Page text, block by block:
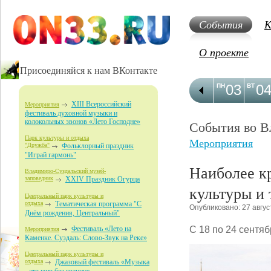
Присоединяйся к нам ВКонтакте
Мероприятия
XIII Всероссийский
фестиваль духовной музыки и
колокольных звонов «Лето Господне»
Парк культуры и отдыха
"Дружба"
Фольклорный праздник
"Играй гармонь"
Владимиро-Суздальский музей-
заповедник XXIV Праздник Огурца
Центральный парк культуры и
отдыха
Тематическая программа "С
Днём рождения, Центральный"
Мероприятия
Фестиваль «Лето на
Каменке. Суздаль: Слово-Звук на Реке»
Центральный парк культуры и
отдыха
Джазовый фестиваль «Музыка
События
О проекте
03
ПН 04
ВТ
События во
Мероприятия
Наиболее
культуры и
Опубликовано: 27
С 18 по 24